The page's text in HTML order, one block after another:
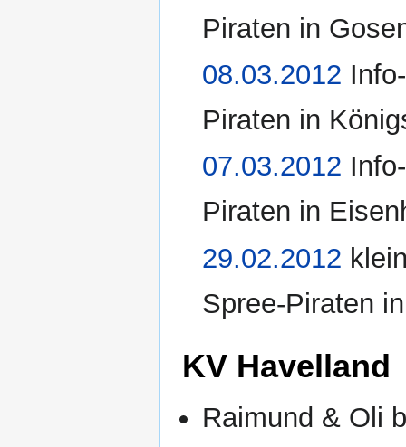
Piraten in
08.03.2012
Piraten in
07.03.2012
Piraten in
29.02.2012
Spree-Piraten
KV Havelland
Raimund & Oli